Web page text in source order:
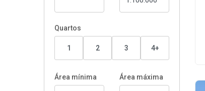
Quartos
1 2 3 4+
Área mínima Área máxima